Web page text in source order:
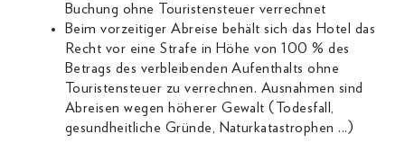
Buchung ohne Touristensteuer verrechnet
Beim vorzeitiger Abreise behält sich das Hotel das
Recht vor eine Strafe in Höhe von 100 % des
Betrags des verbleibenden Aufenthalts ohne
Touristensteuer zu verrechnen. Ausnahmen sind
Abreisen wegen höherer Gewalt (Todesfall,
gesundheitliche Gründe, Naturkatastrophen ...)